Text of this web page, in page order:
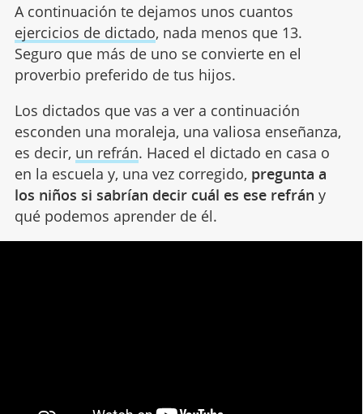
A continuación te dejamos unos cuantos
ejercicios de dictado, nada menos que 13.
Seguro que más de uno se convierte en el
proverbio preferido de tus hijos.
Los dictados que vas a ver a continuación
esconden una moraleja, una valiosa enseñanza,
es decir, un refrán. Haced el dictado en casa o
en la escuela y, una vez corregido, pregunta a
los niños si sabrían decir cuál es ese refrán y
qué podemos aprender de él.